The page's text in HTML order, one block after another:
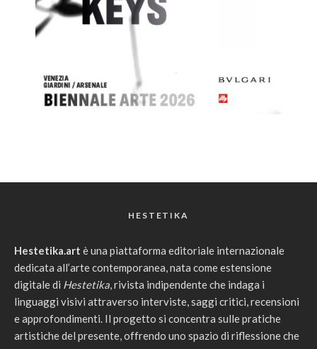
HESTETIKA
Hestetika.art è una piattaforma editoriale internazionale
dedicata all’arte contemporanea, nata come estensione
digitale di Hestetika, rivista indipendente che indaga i
linguaggi visivi attraverso interviste, saggi critici, recensioni
e approfondimenti. Il progetto si concentra sulle pratiche
artistiche del presente, offrendo uno spazio di riflessione che